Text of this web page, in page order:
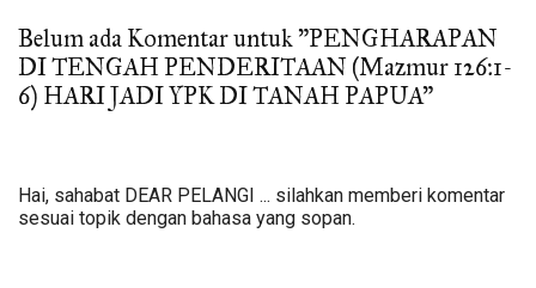
Belum ada Komentar untuk "PENGHARAPAN
DI TENGAH PENDERITAAN (Mazmur 126:1-
6) HARI JADI YPK DI TANAH PAPUA"
Hai, sahabat DEAR PELANGI ... silahkan memberi komentar
sesuai topik dengan bahasa yang sopan.